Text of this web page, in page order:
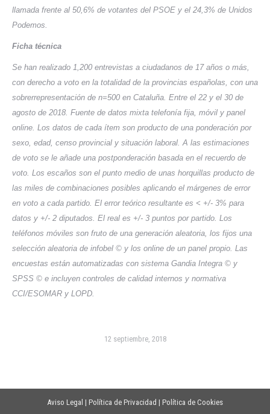
llamada frente al 50,6% de votantes del PSOE y el 24,3% de Unidos
Podemos.
Ficha técnica
Se han realizado 1,200 entrevistas a ciudadanos de 17 años o más,
con derecho a voto en la totalidad de la provincias españolas, con una
sobrerrepresentación de n=500 en Cataluña. Entre el 22 y el 30 de
agosto de 2018. Fuente de datos mixta telefonía fija, móvil y panel
online. Los datos de cada ítem son producto de una ponderación por
sexo, edad, censo provincial y situación laboral. A las estimaciones
de voto se le añade una postponderación basada en el recuerdo de
voto. Los escaños son el punto medio de unas horquillas producto de
las miles de combinaciones posibles aplicando el márgenes de error
en voto a cada partido. El error teórico resultante es < +/- 3% para
datos y +/- 2 diputados. El real es +/- 3 puntos por partido. Los
teléfonos móviles son fruto de una generación aleatoria, los fijos una
selección aleatoria de infobel © y los online de un panel propio. Las
encuestas están automatizadas con sistema Gandia Integra © y
SPSS © e incluyen controles de calidad internos y normativa
CCI/ESOMAR y LOPD.
12 septiembre, 2018
Aviso Legal | Política de Privacidad | Política de Cookies